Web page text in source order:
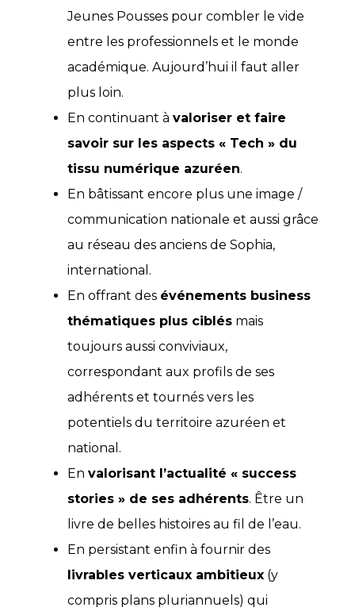
Jeunes Pousses pour combler le vide
entre les professionnels et le monde
académique. Aujourd’hui il faut aller
plus loin.
En continuant à valoriser et faire
savoir sur les aspects « Tech » du
tissu numérique azuréen.
En bâtissant encore plus une image /
communication nationale et aussi grâce
au réseau des anciens de Sophia,
international.
En offrant des événements business
thématiques plus ciblésmais
toujours aussi conviviaux,
correspondant aux profils de ses
adhérents et tournés vers les
potentiels du territoire azuréen et
national.
En valorisant l’actualité « success
stories » de ses adhérents. Être un
livre de belles histoires au fil de l’eau.
En persistant enfin à fournir des
livrables verticaux ambitieux(y
compris plans pluriannuels) qui